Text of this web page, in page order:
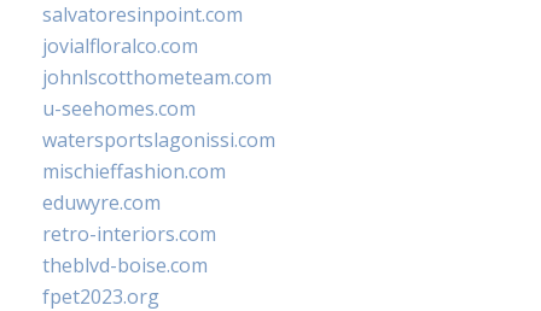
salvatoresinpoint.com
jovialfloralco.com
johnlscotthometeam.com
u-seehomes.com
watersportslagonissi.com
mischieffashion.com
eduwyre.com
retro-interiors.com
theblvd-boise.com
fpet2023.org